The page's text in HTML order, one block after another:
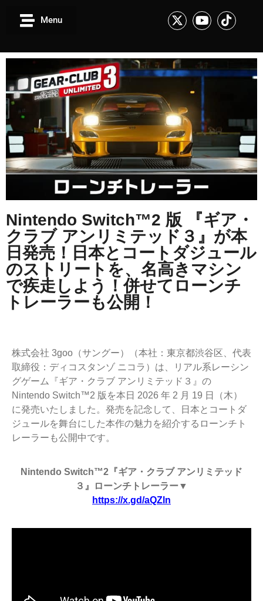
Menu
Nintendo Switch™2 版 『ギア・
クラブ アンリミテッド３』が本
日発売！日本とコートダジュール
のストリートを、名高きマシン
で疾走しよう！併せてローンチ
トレーラーも公開！
株式会社 3goo（サングー）（本社：東京都渋谷区、代表
取締役：ディコスタンゾ ニコラ）は、リアル系レーシン
グゲーム『ギア・クラブ アンリミテッド３』の
Nintendo Switch™2 版を本日 2026 年 2 月 19 日（木）
に発売いたしました。発売を記念して、日本とコートダ
ジュールを舞台にした本作の魅力を紹介するローンチト
レーラーも公開中です。
Nintendo Switch™2『ギア・クラブ アンリミテッド
３』ローンチトレーラー▼
https://x.gd/aQZln